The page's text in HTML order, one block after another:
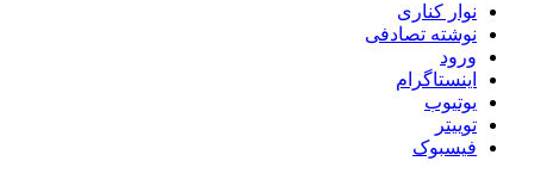
نوار کناری
نوشته تصادفی
ورود
اینستاگرام
یوتیوب
توییتر
فیسبوک